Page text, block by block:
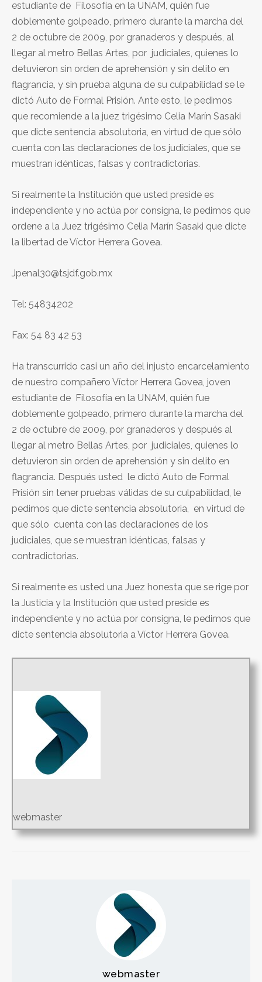
estudiante de Filosofía en la UNAM, quién fue
doblemente golpeado, primero durante la marcha del
2 de octubre de 2009, por granaderos y después, al
llegar al metro Bellas Artes, por judiciales, quienes lo
detuvieron sin orden de aprehensión y sin delito en
flagrancia, y sin prueba alguna de su culpabilidad se le
dictó Auto de Formal Prisión. Ante esto, le pedimos
que recomiende a la juez trigésimo Celia Marín Sasaki
que dicte sentencia absolutoria, en virtud de que sólo
cuenta con las declaraciones de los judiciales, que se
muestran idénticas, falsas y contradictorias.
Si realmente la Institución que usted preside es
independiente y no actúa por consigna, le pedimos que
ordene a la Juez trigésimo Celia Marín Sasaki que dicte
la libertad de Víctor Herrera Govea.
Jpenal30@tsjdf.gob.mx
Tel: 54834202
Fax: 54 83 42 53
Ha transcurrido casi un año del injusto encarcelamiento
de nuestro compañero Víctor Herrera Govea, joven
estudiante de Filosofía en la UNAM, quién fue
doblemente golpeado, primero durante la marcha del
2 de octubre de 2009, por granaderos y después al
llegar al metro Bellas Artes, por judiciales, quienes lo
detuvieron sin orden de aprehensión y sin delito en
flagrancia. Después usted le dictó Auto de Formal
Prisión sin tener pruebas válidas de su culpabilidad, le
pedimos que dicte sentencia absolutoria, en virtud de
que sólo cuenta con las declaraciones de los
judiciales, que se muestran idénticas, falsas y
contradictorias.
Si realmente es usted una Juez honesta que se rige por
la Justicia y la Institución que usted preside es
independiente y no actúa por consigna, le pedimos que
dicte sentencia absolutoria a Víctor Herrera Govea.
webmaster
webmaster